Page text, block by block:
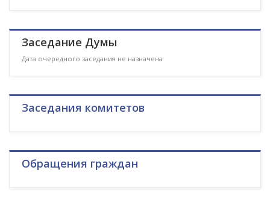
Заседание Думы
Дата очередного заседания не назначена
Заседания комитетов
Обращения граждан